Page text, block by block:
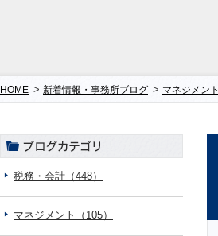
HOME > 新着情報・事務所ブログ > マネジメント
税務・会計（448）
マネジメント（105）